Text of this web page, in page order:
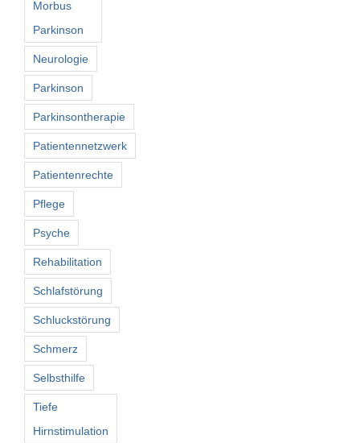
Morbus
Parkinson
Neurologie
Parkinson
Parkinsontherapie
Patientennetzwerk
Patientenrechte
Pflege
Psyche
Rehabilitation
Schlafstörung
Schluckstörung
Schmerz
Selbsthilfe
Tiefe
Hirnstimulation